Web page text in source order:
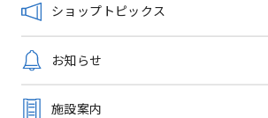
ショップトピックス
お知らせ
施設案内
ショップガイドへ戻る